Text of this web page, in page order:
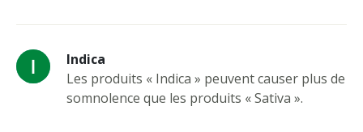
Indica
Les produits « Indica » peuvent causer plus de
somnolence que les produits « Sativa ».